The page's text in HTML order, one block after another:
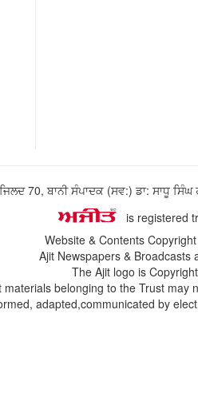
70, ਬਾਨੀ ਸੰਪਾਦਕ (ਸਵ:) ਡਾ: ਸਾਧੂ
is registered
Website & Contents
Ajit Newspapers &
The Ajit logo is
belonging to the Trust
adapted,communicated by